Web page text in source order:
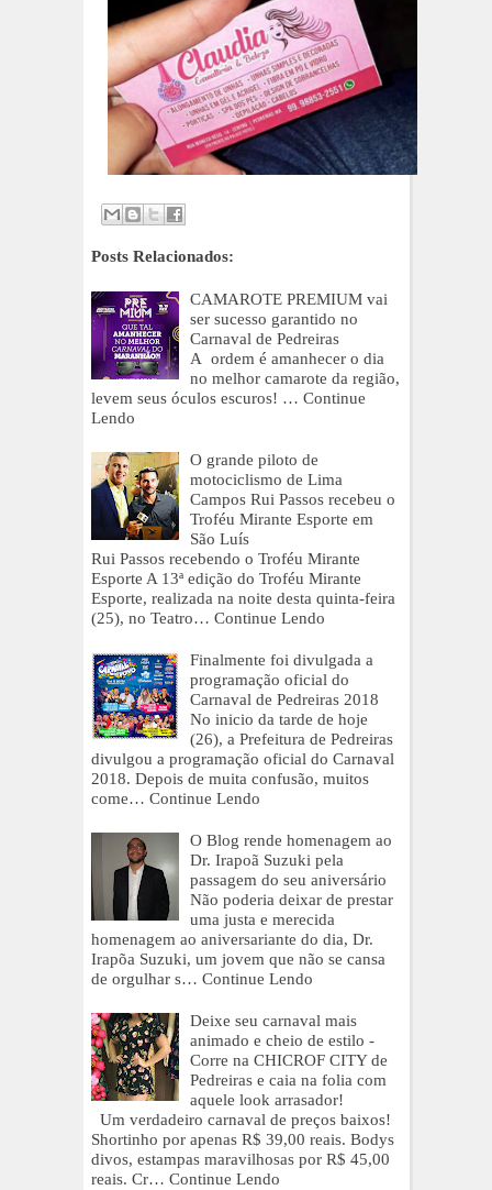
Posts Relacionados:
CAMAROTE PREMIUM vai
ser sucesso garantido no
Carnaval de Pedreiras
A ordem é amanhecer o dia
no melhor camarote da região,
levem seus óculos escuros! … Continue
Lendo
O grande piloto de
motociclismo de Lima
Campos Rui Passos recebeu o
Troféu Mirante Esporte em
São Luís
Rui Passos recebendo o Troféu Mirante
Esporte A 13ª edição do Troféu Mirante
Esporte, realizada na noite desta quinta-feira
(25), no Teatro… Continue Lendo
Finalmente foi divulgada a
programação oficial do
Carnaval de Pedreiras 2018
No inicio da tarde de hoje
(26), a Prefeitura de Pedreiras
divulgou a programação oficial do Carnaval
2018. Depois de muita confusão, muitos
come… Continue Lendo
O Blog rende homenagem ao
Dr. Irapoã Suzuki pela
passagem do seu aniversário
Não poderia deixar de prestar
uma justa e merecida
homenagem ao aniversariante do dia, Dr.
Irapõa Suzuki, um jovem que não se cansa
de orgulhar s… Continue Lendo
Deixe seu carnaval mais
animado e cheio de estilo -
Corre na CHICROF CITY de
Pedreiras e caia na folia com
aquele look arrasador!
Um verdadeiro carnaval de preços baixos!
Shortinho por apenas R$ 39,00 reais. Bodys
divos, estampas maravilhosas por R$ 45,00
reais. Cr… Continue Lendo